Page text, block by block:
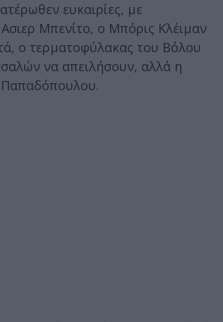
ευκαιρίες, με
Μπενίτο, ο Μπόρις Κλέιμαν
ο τερματοφύλακας του Βόλου
να απειλήσουν, αλλά η
Παπαδόπουλου.